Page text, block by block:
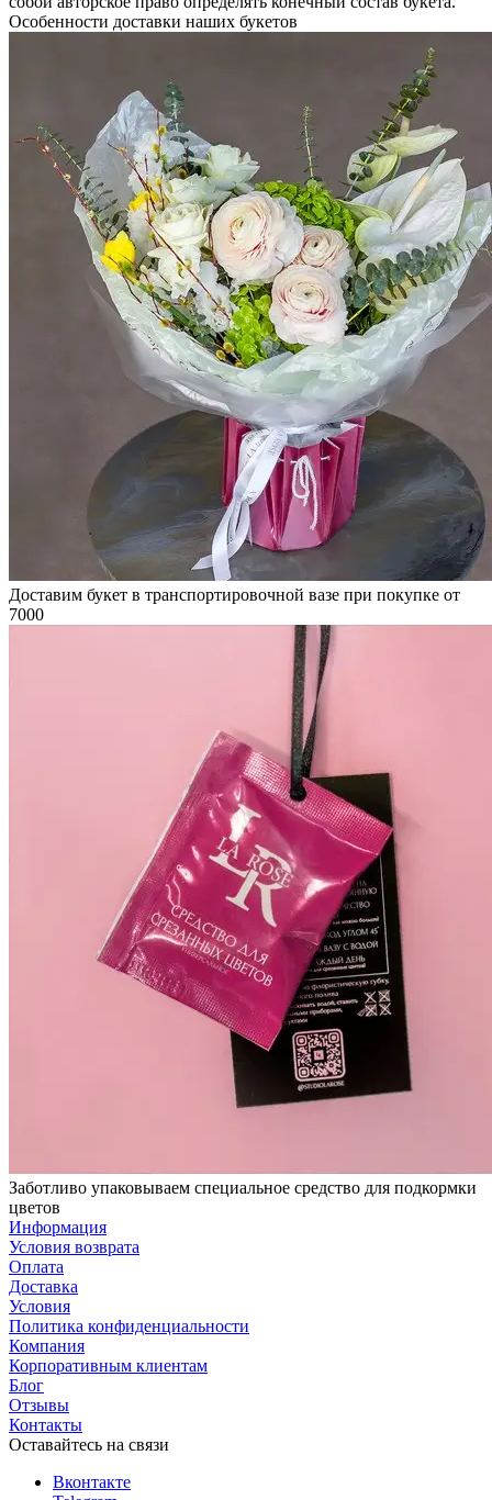
Особенности доставки наших букетов
Доставим букет в транспортировочной вазе при покупке от
7000
Заботливо упаковываем специальное средство для подкормки
цветов
Информация
Условия возврата
Оплата
Доставка
Условия
Политика конфиденциальности
Компания
Корпоративным клиентам
Блог
Отзывы
Контакты
Оставайтесь на связи
Вконтакте